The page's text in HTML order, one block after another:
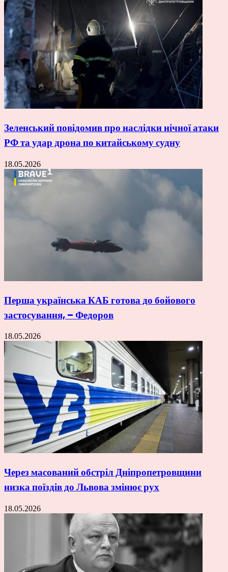
Зеленський повідомив про наслідки нічної атаки
РФ та удар дрона по китайському судну
18.05.2026
Перша українська КАБ готова до бойового
застосування, – Федоров
18.05.2026
Через масований обстріл Дніпропетровщини
низка поїздів до Львова змінює рух
18.05.2026